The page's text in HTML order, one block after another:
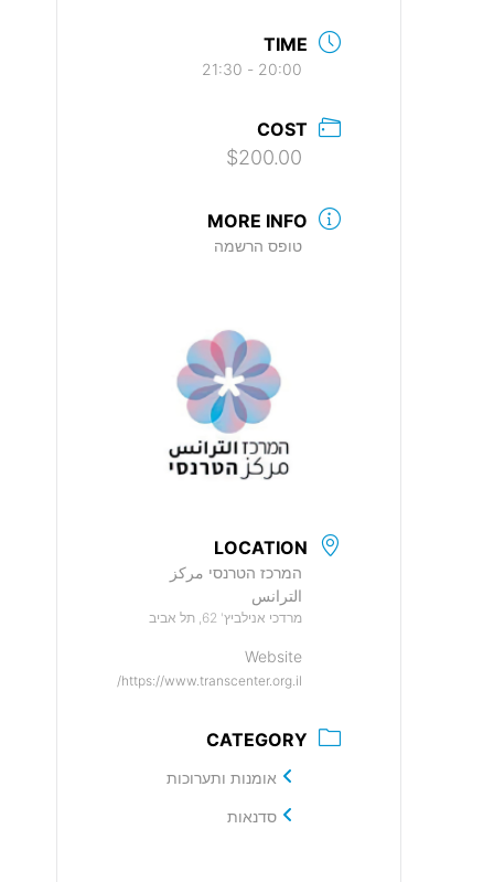
TIME
20:00 - 21:30
COST
$200.00
MORE INFO
טופס הרשמה
LOCATION
המרכז הטרנסי مركز
الترانس
מרדכי אנילביץ' 62, תל אביב
Website
https://www.transcenter.org.il/
CATEGORY
אומנות ותערוכות
סדנאות